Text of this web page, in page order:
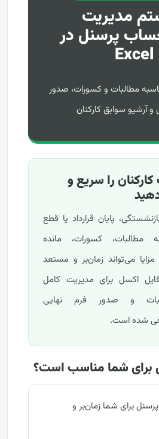
مدیریت
پرسنل در
Excel
مطالبات و کسورات، صدور
آرشیو سوابق کارکنان
را سریع و
پایان قرارداد یا قطع
مطالبات، کسورات، مانده
می‌تواند زمان‌بر و مستعد
اکسل برای مدیریت کامل
و صدور فرم نهایی
شده است.
برای شما مناسب است؟
برای شما زمان‌بر و